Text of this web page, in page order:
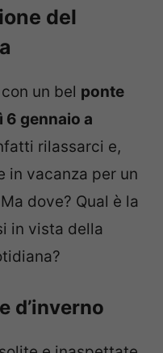
del
un bel ponte
6 gennaio a
rilassarci e,
in vacanza per un
dove? Qual è la
in vista della
d’inverno